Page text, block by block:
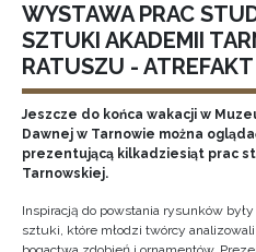
WYSTAWA PRAC
SZTUKI AKADEMII
RATUSZU - ATREFAKT
Jeszcze do końca wakacji w
Dawnej w Tarnowie można
prezentującą kilkadziesiąt prac
Tarnowskiej.
Inspiracją do powstania rysunków
sztuki, które młodzi twórcy